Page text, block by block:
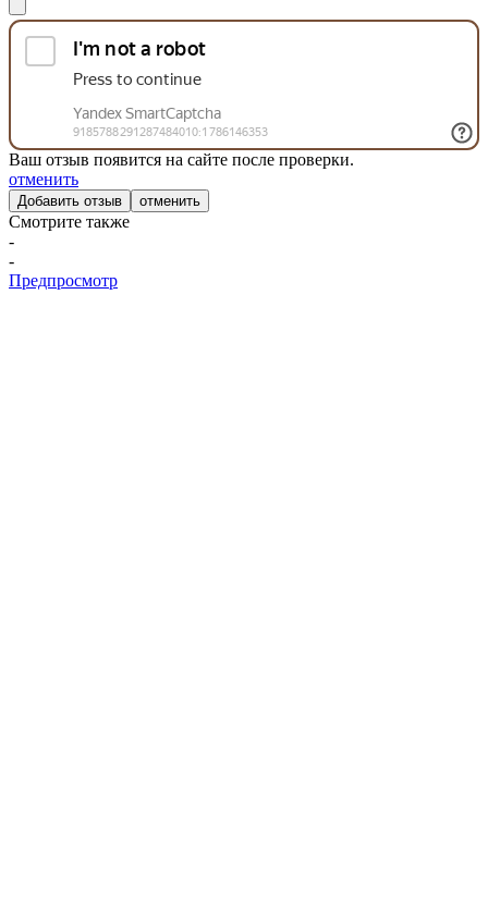
Ваш отзыв появится на сайте после проверки.
отменить
отменить
Смотрите также
-
-
Предпросмотр